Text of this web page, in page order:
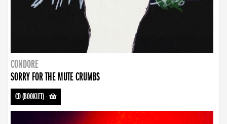
CONDORE
SORRY FOR THE MUTE CRUMBS
CD (BOOKLET)-